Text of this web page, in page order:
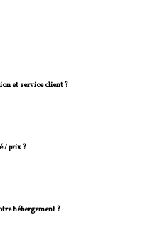
et service client ?
/ prix ?
hébergement ?